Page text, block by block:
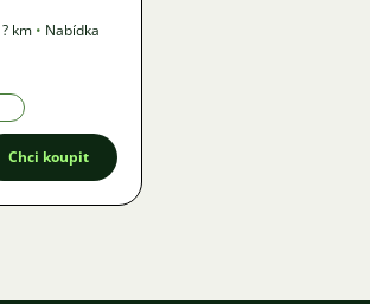
? km • Nabídka
Chci koupit